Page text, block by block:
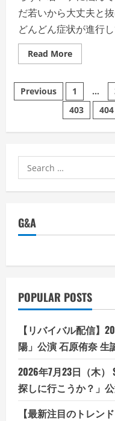
だ若いから大丈夫と
どんどん症状が進行
Read MoreRead
more
毛
剤
「若
ハ
ゲ」
を
る！
Posts
pagination
Previous 1 …
403
404
Search
for:
G&A
POPULAR POSTS
【リバイバル配信】
陽」公演 石原侑奈 生
2026年7月23日（木）
探しに行こうか？」
【最新注目のトレン